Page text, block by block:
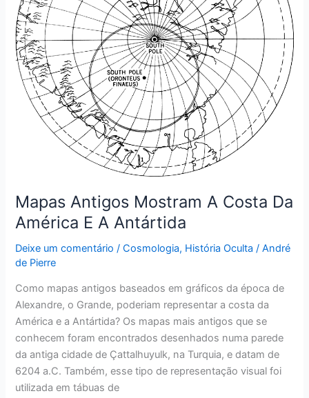
Mapas Antigos Mostram A Costa Da
América E A Antártida
Deixe um comentário /Cosmologia, História Oculta /André
de Pierre
Como mapas antigos baseados em gráficos da época de
Alexandre, o Grande, poderiam representar a costa da
América e a Antártida? Os mapas mais antigos que se
conhecem foram encontrados desenhados numa parede
da antiga cidade de Çattalhuyulk, na Turquia, e datam de
6204 a.C. Também, esse tipo de representação visual foi
utilizada em tábuas de
América
E
A
Antártida